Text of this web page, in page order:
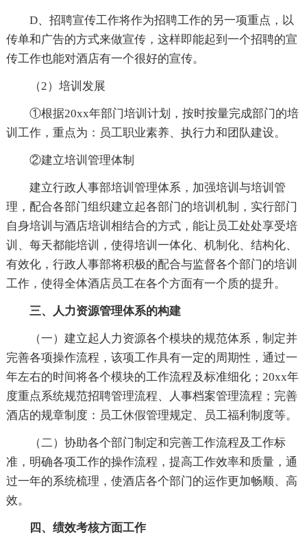
D、招聘宣传工作将作为招聘工作的另一项重点，以
传单和广告的方式来做宣传，这样即能起到一个招聘的宣
传工作也能对酒店有一个很好的宣传。
（2）培训发展
①根据20xx年部门培训计划，按时按量完成部门的培
训工作，重点为：员工职业素养、执行力和团队建设。
②建立培训管理体制
建立行政人事部培训管理体系，加强培训与培训管
理，配合各部门组织建立起各部门的培训机制，实行部门
自身培训与酒店培训相结合的方式，能让员工处处享受培
训、每天都能培训，使得培训一体化、机制化、结构化、
有效化，行政人事部将积极的配合与监督各个部门的培训
工作，使得全体酒店员工在各个方面有一个质的提升。
三、人力资源管理体系的构建
（一）建立起人力资源各个模块的规范体系，制定并
完善各项操作流程，该项工作具有一定的周期性，通过一
年左右的时间将各个模块的工作流程及标准细化；20xx年
度重点系统规范招聘管理流程、人事档案管理流程；完善
酒店的规章制度：员工休假管理规定、员工福利制度等。
（二）协助各个部门制定和完善工作流程及工作标
准，明确各项工作的操作流程，提高工作效率和质量，通
过一年的系统梳理，使酒店各个部门的运作更加畅顺、高
效。
四、绩效考核方面工作